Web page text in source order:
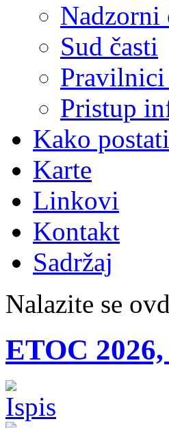
Nadzorni
Sud časti
Pristup
Kako
Karte
Linkovi
Kontakt
Sadržaj
Nalazite se
ETOC